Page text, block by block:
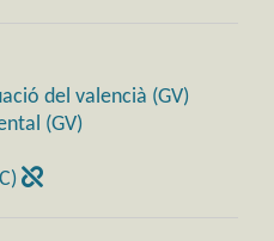
del valencià (GV)
(GV)